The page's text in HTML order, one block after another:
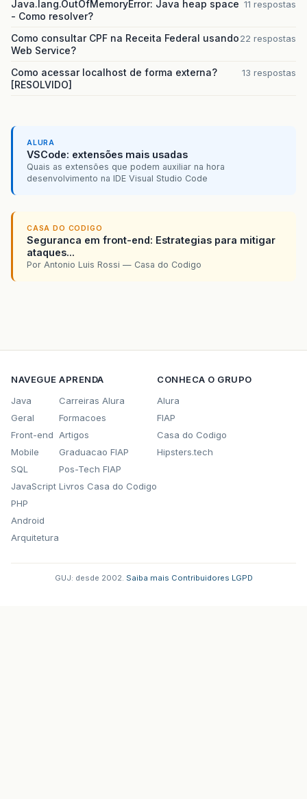
Java.lang.OutOfMemoryError: Java heap space
- Como resolver?
11 respostas
Como consultar CPF na Receita Federal usando
Web Service?
22 respostas
Como acessar localhost de forma externa?
[RESOLVIDO]
13 respostas
ALURA
VSCode: extensões mais usadas
Quais as extensões que podem auxiliar na hora
desenvolvimento na IDE Visual Studio Code
CASA DO CODIGO
Seguranca em front-end: Estrategias para mitigar
ataques...
Por Antonio Luis Rossi — Casa do Codigo
NAVEGUE
Java
Geral
Front-end
Mobile
SQL
JavaScript
PHP
Android
Arquitetura
APRENDA
Carreiras Alura
Formacoes
Artigos
Graduacao FIAP
Pos-Tech FIAP
Livros Casa do Codigo
CONHECA O GRUPO
Alura
FIAP
Casa do Codigo
Hipsters.tech
GUJ: desde 2002. Saiba mais Contribuidores LGPD